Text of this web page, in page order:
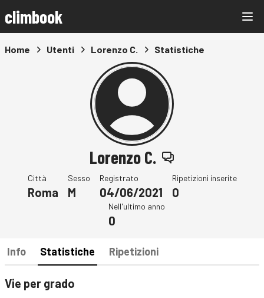
climbook
Home Utenti Lorenzo C. Statistiche
Lorenzo C.
Città
Roma
Sesso
M
Registrato
04/06/2021
Ripetizioni inserite
0
Nell'ultimo anno
0
Info Statistiche Ripetizioni
Vie per grado